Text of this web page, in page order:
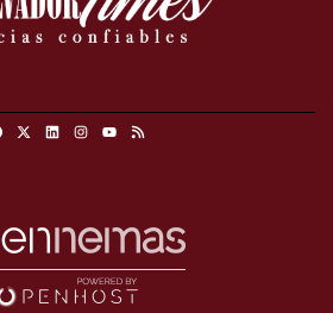
FacebookLinkedinInstagram